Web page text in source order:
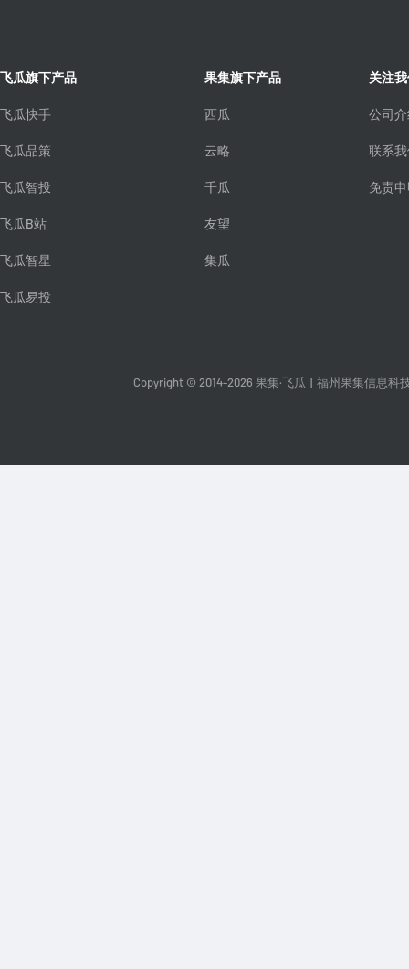
飞瓜旗下产品
飞瓜快手
飞瓜品策
飞瓜智投
飞瓜B站
飞瓜智星
飞瓜易投
果集旗下产品
西瓜
云略
千瓜
友望
集瓜
关注
公司
联系
免责
Copyright © 2014-2026 果集·飞瓜 福州果集信息科